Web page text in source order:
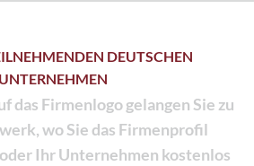
DEUTSCHEN
UNTERNEHMEN
das Firmenlogo gelangen Sie zu
wo Sie das Firmenprofil
Ihr Unternehmen kostenlos